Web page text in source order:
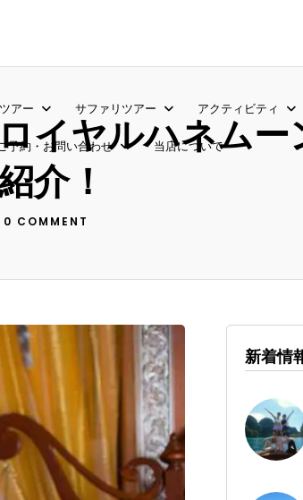
アー サファリツアー アクティビティ
予約・お問い合わせ 当店について
イヤルハネムー
介！
0 COMMENT
新着情